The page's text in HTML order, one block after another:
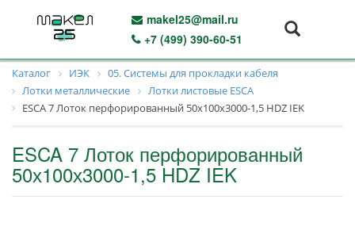
makel25@mail.ru
+7 (499) 390-60-51
Каталог ИЭК
05. Системы для прокладки кабеля
Лотки металлические
Лотки листовые ESCA
ESCA 7 Лоток перфорированный 50х100х3000-1,5 HDZ IEK
ESCA 7 Лоток перфорированный
50х100х3000-1,5 HDZ IEK